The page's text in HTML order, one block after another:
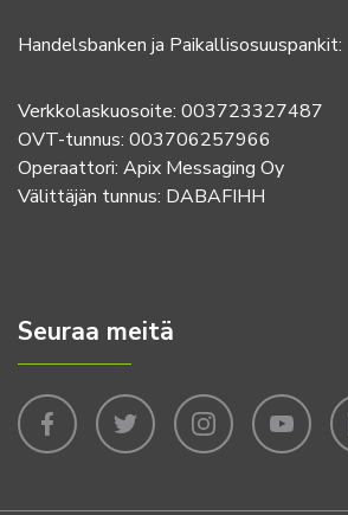
Handelsbanken ja Paikallisosuuspankit:
Verkkolaskuosoite: 003723327487
OVT-tunnus: 003706257966
Operaattori: Apix Messaging Oy
Välittäjän tunnus: DABAFIHH
Seuraa meitä